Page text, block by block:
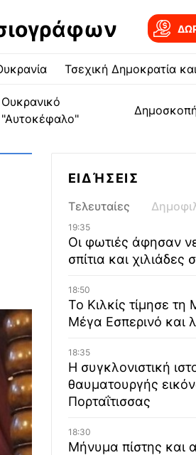
Τσεχική Δημοκρατία
Ουκρανικό
"Αυτοκέφαλο"
ΕΙΔΉΣΕΙΣ
Τελευταίες
19:35
Οι φωτιές άφησαν
σπίτια και
18:50
Το Κιλκίς τίμησε
Μέγα Εσπερινό και
18:35
Η συγκλονιστική
θαυματουργής
Πορταΐτισσας
18:30
Μήνυμα πίστης και